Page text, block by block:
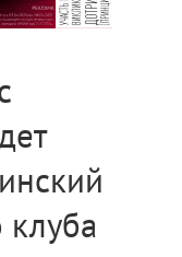
клуба